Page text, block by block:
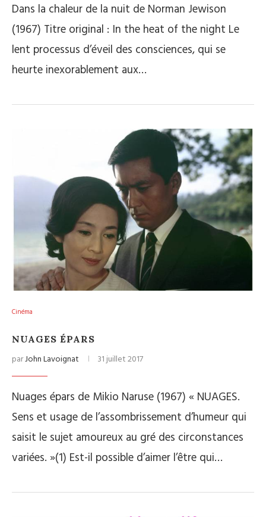
Dans la chaleur de la nuit de Norman Jewison
(1967) Titre original : In the heat of the night Le
lent processus d’éveil des consciences, qui se
heurte inexorablement aux…
Cinéma
NUAGES ÉPARS
parJohn Lavoignat 31 juillet 2017
Nuages épars de Mikio Naruse (1967) « NUAGES.
Sens et usage de l’assombrissement d’humeur qui
saisit le sujet amoureux au gré des circonstances
variées. »(1) Est-il possible d’aimer l’être qui…